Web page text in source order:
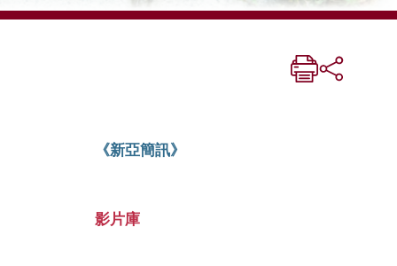
《新亞簡訊》
影片庫